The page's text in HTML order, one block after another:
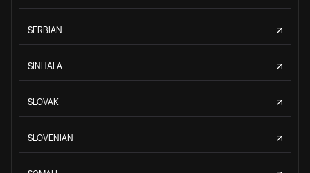
SERBIAN
SINHALA
SLOVAK
SLOVENIAN